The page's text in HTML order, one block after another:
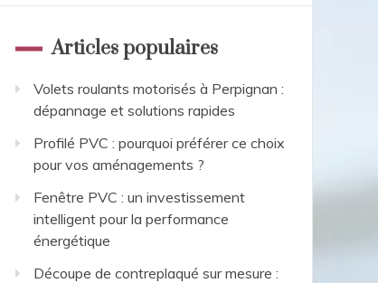
Articles populaires
Volets roulants motorisés à Perpignan :
dépannage et solutions rapides
Profilé PVC : pourquoi préférer ce choix
pour vos aménagements ?
Fenêtre PVC : un investissement
intelligent pour la performance
énergétique
Découpe de contreplaqué sur mesure :